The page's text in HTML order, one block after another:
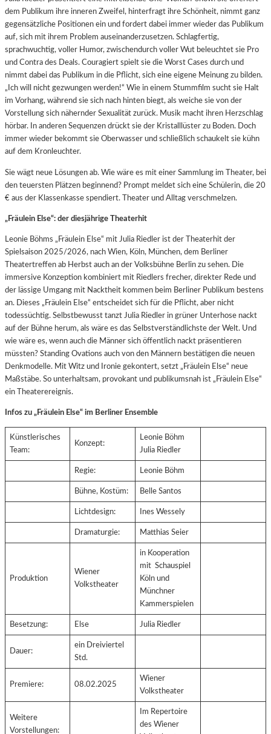
dem Publikum ihre inneren Zweifel, hinterfragt ihre Schönheit, nimmt ganz
gegensätzliche Positionen ein und fordert dabei immer wieder das Publikum
auf, sich mit ihrem Problem auseinanderzusetzen. Schlagfertig,
sprachwuchtig, voller Humor, zwischendurch voller Wut beleuchtet sie Pro
und Contra des Deals. Couragiert spielt sie die Worst Cases durch und
nimmt dabei das Publikum in die Pflicht, sich eine eigene Meinung zu bilden.
„Ich will nicht gezwungen werden!“ Wie in einem Stummfilm sucht sie Halt
im Vorhang, während sie sich nach hinten biegt, als weiche sie von der
Vorstellung sich nähernder Sexualität zurück. Musik macht ihren Herzschlag
hörbar. In anderen Sequenzen drückt sie der Kristalllüster zu Boden. Doch
immer wieder bekommt sie Oberwasser und schließlich schaukelt sie kühn
auf dem Kronleuchter.
Sie wägt neue Lösungen ab. Wie wäre es mit einer Sammlung im Theater, bei
den teuersten Plätzen beginnend? Prompt meldet sich eine Schülerin, die 20
€ aus der Klassenkasse spendiert. Theater und Alltag verschmelzen.
„Fräulein Else“: der diesjährige Theaterhit
Leonie Böhms „Fräulein Else“ mit Julia Riedler ist der Theaterhit der
Spielsaison 2025/2026, nach Wien, Köln, München, dem Berliner
Theatertreffen ab Herbst auch an der Volksbühne Berlin zu sehen. Die
immersive Konzeption kombiniert mit Riedlers frecher, direkter Rede und
der lässige Umgang mit Nacktheit kommen beim Berliner Publikum bestens
an. Dieses „Fräulein Else“ entscheidet sich für die Pflicht, aber nicht
todessüchtig. Selbstbewusst tanzt Julia Riedler in grüner Unterhose nackt
auf der Bühne herum, als wäre es das Selbstverständlichste der Welt. Und
wie wäre es, wenn auch die Männer sich öffentlich nackt präsentieren
müssten? Standing Ovations auch von den Männern bestätigen die neuen
Denkmodelle. Mit Witz und Ironie gekontert, setzt „Fräulein Else“ neue
Maßstäbe. So unterhaltsam, provokant und publikumsnah ist „Fräulein Else“
ein Theaterereignis.
Infos zu „Fräulein Else“ im Berliner Ensemble
Künstlerisches
Team:
Konzept:
Leonie Böhm
Julia Riedler
Regie: Leonie Böhm
Bühne, Kostüm: Belle Santos
Lichtdesign: Ines Wessely
Dramaturgie: Matthias Seier
Produktion
Wiener
Volkstheater
in Kooperation
mit Schauspiel
Köln und
Münchner
Kammerspielen
Besetzung: Else Julia Riedler
Dauer:
ein Dreiviertel
Std.
Premiere: 08.02.2025
Wiener
Volkstheater
Weitere
Vorstellungen:
Im Repertoire
des Wiener